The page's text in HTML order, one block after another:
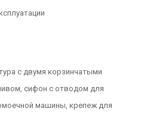
с двумя корзинчатыми
сифон с отводом для
машины, крепеж для